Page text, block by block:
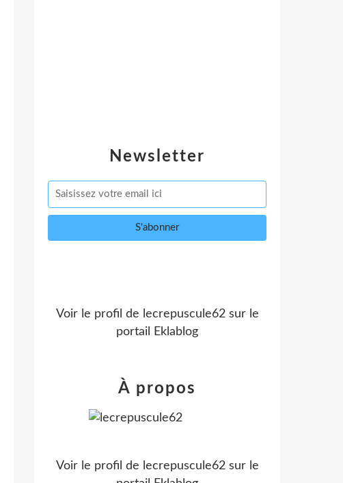
Newsletter
Voir le profil de lecrepuscule62sur le
portail Eklablog
À propos
Voir le profil de lecrepuscule62sur le